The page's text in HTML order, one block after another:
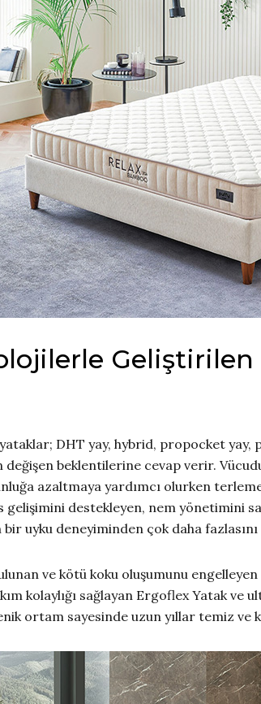
DHT yay, hybrid, propocket
değişen beklentilerine cevap verir.
azaltmaya yardımcı olurken
gelişimini destekleyen, nem yönetimini
uyku deneyiminden çok daha fazlasını
ve kötü koku oluşumunu
kolaylığı sağlayan Ergoflex Yatak
ortam sayesinde uzun yıllar temiz ve